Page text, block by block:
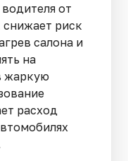
от
снижает риск
салона и
на
жаркую
расход